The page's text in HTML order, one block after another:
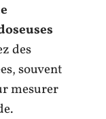
des
souvent
mesurer